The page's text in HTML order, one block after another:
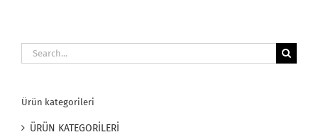
Search
for:
Ürün kategorileri
ÜRÜN KATEGORİLERİ